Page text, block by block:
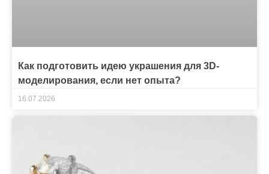
Как подготовить идею украшения для 3D-
моделирования, если нет опыта?
16.07.2026